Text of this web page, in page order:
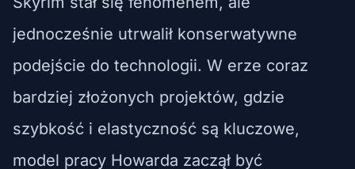
jednocześnie utrwalił konserwatywne
podejście do technologii. W erze coraz
bardziej złożonych projektów, gdzie
szybkość i elastyczność są kluczowe,
model pracy Howarda zaczął być